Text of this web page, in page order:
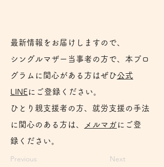
最新情報をお届けしますので、
シングルマザー当事者の方で、本プロ
グラムに関心がある方はぜひ⁠公式
LINE⁠ にご登録ください。
ひとり親支援者の方、就労支援の手法
に関心のある方は、⁠
メルマガ にご登
録⁠ください。
Previous Next